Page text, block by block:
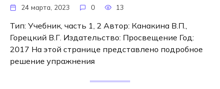
24 марта, 2023 0 13
Тип: Учебник, часть 1, 2 Автор: Канакина В.П.,
Горецкий В.Г. Издательство: Просвещение Год:
2017 На этой странице представлено подробное
решение упражнения